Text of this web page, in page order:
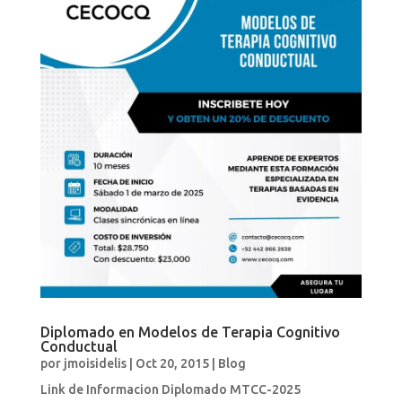
Diplomado en Modelos de Terapia Cognitivo
Conductual
por jmoisidelis| Oct 20, 2015| Blog
Link de Informacion Diplomado MTCC-2025